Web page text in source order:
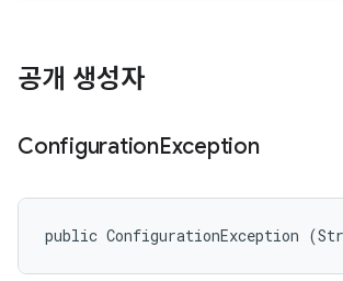
공개 생성자
ConfigurationException
public ConfigurationException